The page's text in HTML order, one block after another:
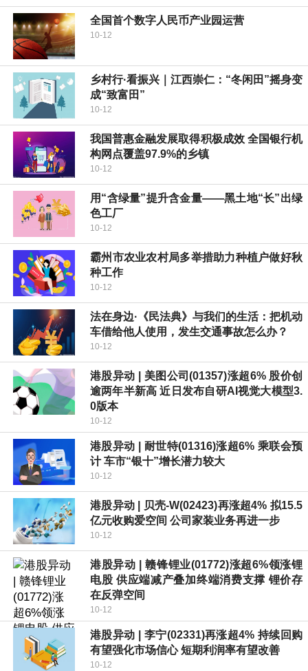
全国首个数字人民币产业园运营
10-12
乡村行·看振兴｜江西崇仁：“冬闲田”摇身变
成“致富田”
10-12
我国普惠金融发展取得积极成效 全国银行机
构网点覆盖97.9%的乡镇
10-12
用“含绿量”提升含金量——黑土地“长”出绿
色工厂
10-12
霸州市农业农村局多举措助力种植户做好秋
种工作
10-12
法在身边·《民法典》与我们的生活：把机动
车借给他人使用，发生交通事故怎么办？
10-12
港股异动 | 美图公司(01357)涨超6% 股价创
逾两年半新高 近日发布自研AI视觉大模型3.
0版本
10-12
港股异动 | 耐世特(01316)涨超6% 乘联会预
计 车市“银十”增长潜力较大
10-12
港股异动 | 贝壳-W(02423)再涨超4% 拟15.5
亿元收购爱空间 公司家装业务再进一步
10-12
港股异动 | 赣锋锂业(01772)涨超6%领涨锂
电股 供应端减产叠加终端消费支撑 锂价存
在反弹空间
10-12
港股异动 | 李宁(02331)再涨超4% 持续回购
有望强化市场信心 短期利润率有望改善
10-12